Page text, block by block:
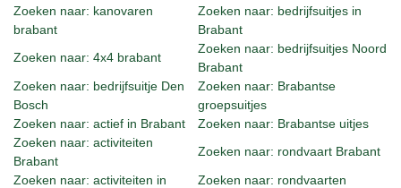
Zoeken naar: kanovaren
brabant
Zoeken naar: bedrijfsuitjes in
Brabant
Zoeken naar: 4x4 brabant
Zoeken naar: bedrijfsuitjes Noord
Brabant
Zoeken naar: bedrijfsuitje Den
Bosch
Zoeken naar: Brabantse
groepsuitjes
Zoeken naar: actief in Brabant
Zoeken naar: Brabantse uitjes
Zoeken naar: activiteiten
Brabant
Zoeken naar: rondvaart Brabant
Zoeken naar: activiteiten in
Zoeken naar: rondvaarten